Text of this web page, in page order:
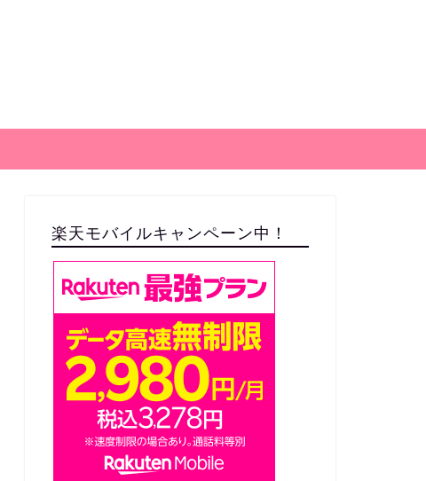
楽天モバイルキャンペーン中！